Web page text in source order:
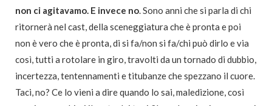
non ci agitavamo. E invece no. Sono anni che si parla di chi
ritornerà nel cast, della sceneggiatura che è pronta e poi
non è vero che è pronta, di si fa/non si fa/chi può dirlo e via
così, tutti a rotolare in giro, travolti da un tornado di dubbio,
incertezza, tentennamenti e titubanze che spezzano il cuore.
Taci, no? Ce lo vieni a dire quando lo sai, maledizione, così